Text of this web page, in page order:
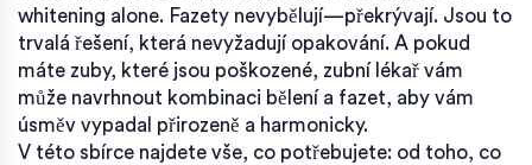
whitening alone. Fazety nevybělují—překrývají. Jsou to
trvalá řešení, která nevyžadují opakování. A pokud
máte zuby, které jsou poškozené, zubní lékař vám
může navrhnout kombinaci bělení a fazet, aby vám
úsměv vypadal přirozeně a harmonicky.
V této sbírce najdete vše, co potřebujete: od toho, co